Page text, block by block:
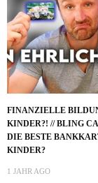
FINANZIELLE
KINDER?! // BLING
DIE BESTE
KINDER?
1 JAHR AGO